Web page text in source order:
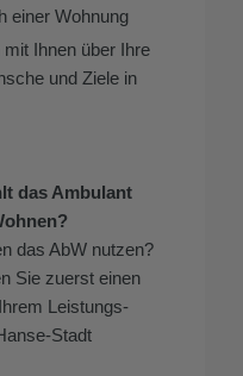
einer Wohnung
Ihnen über Ihre
und Ziele in
das Ambulant
das AbW nutzen?
Sie zuerst einen
Leistungs-
Stadt